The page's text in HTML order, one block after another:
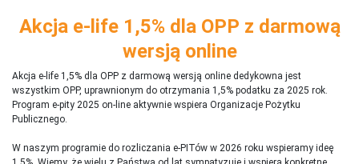
Akcja e-life 1,5% dla OPP z darmową
wersją online
Akcja e-life 1,5% dla OPP z darmową wersją online dedykowna jest
wszystkim OPP, uprawnionym do otrzymania 1,5% podatku za 2025 rok.
Program e-pity 2025 on-line aktywnie wspiera Organizacje Pożytku
Publicznego.
W naszym programie do rozliczania e-PITów w 2026 roku wspieramy ideę